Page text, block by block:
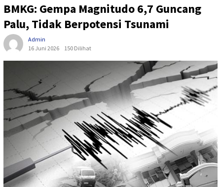
BMKG: Gempa Magnitudo 6,7 Guncang
Palu, Tidak Berpotensi Tsunami
Admin
16 Juni 2026
150 Dilihat